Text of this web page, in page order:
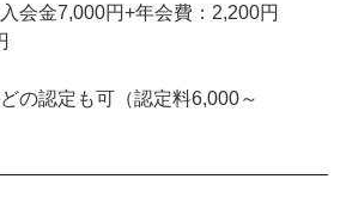
会金7,000円+年会費：2,200円
の認定も可（認定料6,000～